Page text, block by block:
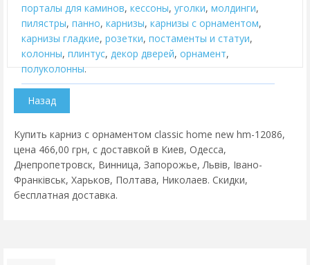
порталы для каминов, кессоны, уголки, молдинги,
пилястры, панно, карнизы, карнизы с орнаментом,
карнизы гладкие, розетки, постаменты и статуи,
колонны, плинтус, декор дверей, орнамент,
полуколонны.
Купить карниз с орнаментом classic home new hm-12086,
цена 466,00 грн, с доставкой в Киев, Одесса,
Днепропетровск, Винница, Запорожье, Львів, Івано-
Франківськ, Харьков, Полтава, Николаев. Скидки,
бесплатная доставка.